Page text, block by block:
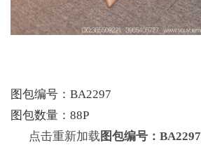
图包编号：BA2297
图包数量：88P
点击重新加载 图包编号：BA2297